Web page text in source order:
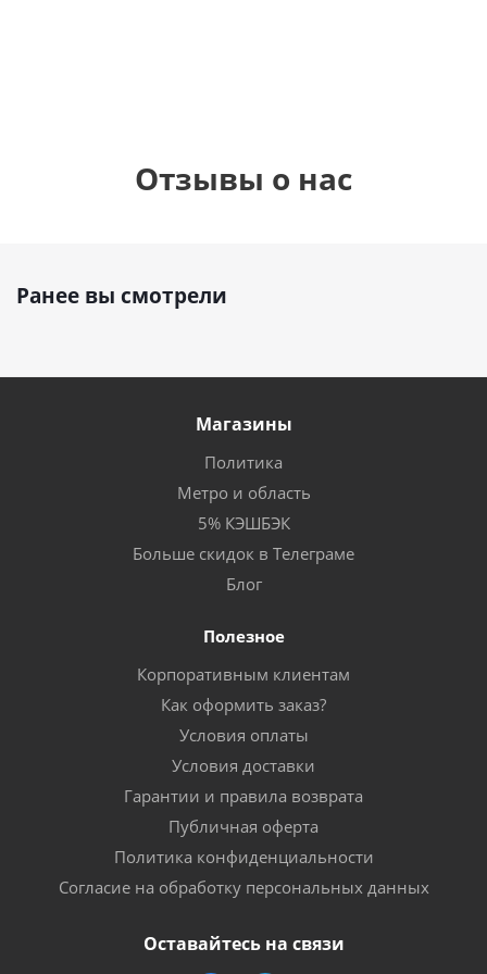
Отзывы о нас
Ранее вы смотрели
Магазины
Политика
Метро и область
5% КЭШБЭК
Больше скидок в Телеграме
Блог
Полезное
Корпоративным клиентам
Как оформить заказ?
Условия оплаты
Условия доставки
Гарантии и правила возврата
Публичная оферта
Политика конфиденциальности
Согласие на обработку персональных данных
Оставайтесь на связи